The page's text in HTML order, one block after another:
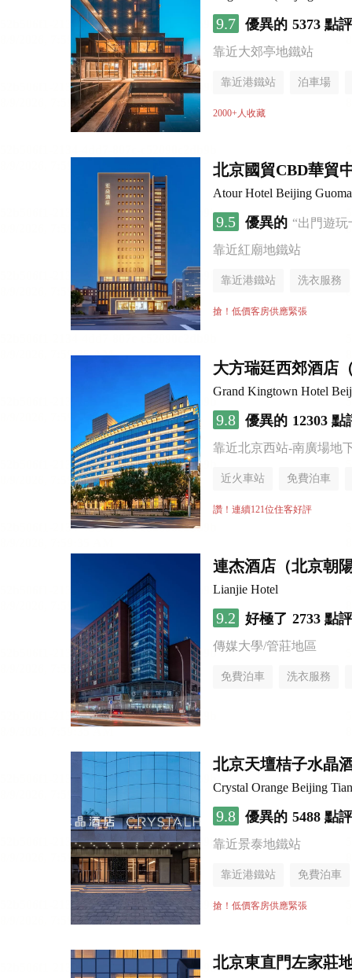
9.7 優異的 5373 點評
靠近大郊亭地鐵站
靠近港鐵站 泊車場
無煙樓層
2000+人收藏
北京國貿CBD華貿
Atour Hotel Beijing
9.5 優異的 “出門遊玩
靠近紅廟地鐵站
靠近港鐵站 洗衣服務
搶！低價客房供應緊張
大方瑞廷西郊酒店
Grand Kingtown Hotel
9.8 優異的 12303 點
靠近北京西站-南廣場地
近火車站 免費泊車
讚！連續121位住客好評
連杰酒店（北京朝
Lianjie Hotel
9.2 好極了 2733 點評
傳媒大學/管莊地區
免費泊車 洗衣服務
北京天壇桔子水晶
Crystal Orange Beijing
9.8 優異的 5488 點評
靠近景泰地鐵站
靠近港鐵站 免費泊車
行李寄存服務
搶！低價客房供應緊張
北京東直門左家莊